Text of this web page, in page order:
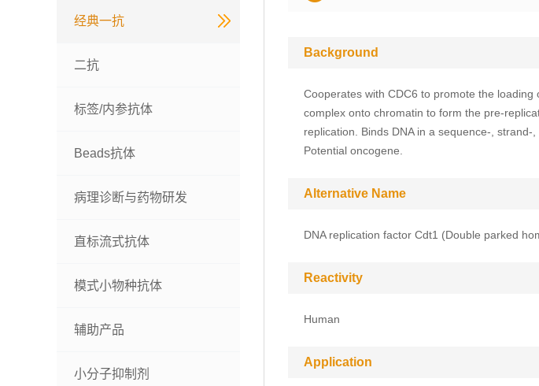
经典一抗
二抗
标签/内参抗体
Beads抗体
病理诊断与药物研发
直标流式抗体
模式小物种抗体
辅助产品
小分子抑制剂
Background
Cooperates with CDC6 to promote the
complex onto chromatin to form the pre-
replication. Binds DNA in a sequence-,
Potential oncogene.
Alternative Name
DNA replication factor Cdt1 (Double parked
Reactivity
Human
Application